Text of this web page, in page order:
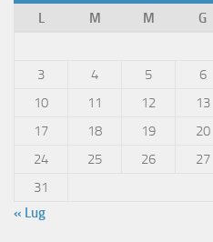
L
M M G
3
4 5 6
10
11 12 13
17
18 19 20
24
25 26 27
31
« Lug